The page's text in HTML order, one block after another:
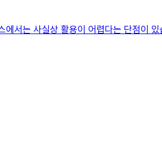
서는 사실상 활용이 어렵다는 단점이